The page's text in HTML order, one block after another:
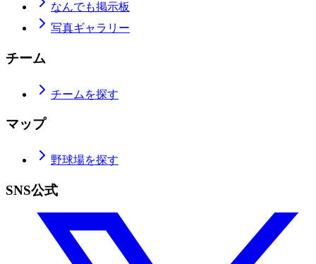
なんでも掲示板
写真ギャラリー
チーム
チームを探す
マップ
野球場を探す
SNS公式